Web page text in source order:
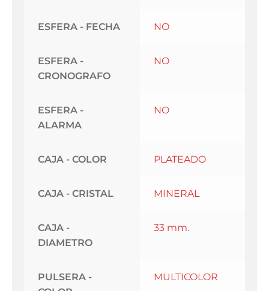
ESFERA - FECHA NO
ESFERA -
CRONOGRAFO
NO
ESFERA -
ALARMA
NO
CAJA - COLOR PLATEADO
CAJA - CRISTAL MINERAL
CAJA -
DIAMETRO
33 mm.
PULSERA -
MULTICOLOR